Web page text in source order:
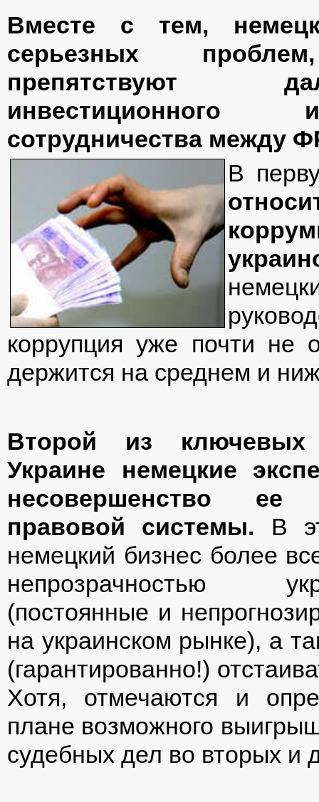
Вместе с тем,
серьезных
препятствуют
инвестиционного и
сотрудничества между
В
коррупция уже почти не
держится на среднем и
Второй из
Украине немецкие
несовершенство ее
правовой системы. В
немецкий бизнес более
непрозрачностью
(постоянные и
на украинском рынке), а
(гарантированно!)
Хотя, отмечаются и
плане возможного
судебных дел во вторых и